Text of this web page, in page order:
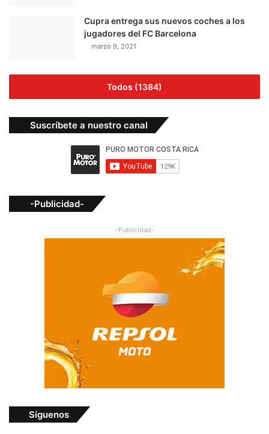
Cupra entrega sus nuevos coches a los
jugadores del FC Barcelona
marzo 9, 2021
Todos (1384)
Suscríbete a nuestro canal
-Publicidad-
-Publicidad-
Síguenos